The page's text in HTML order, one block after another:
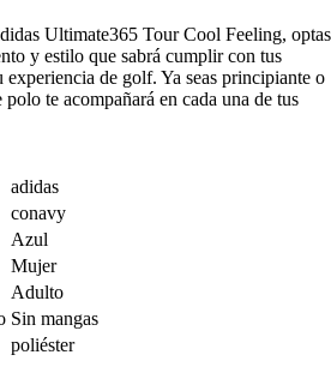
Ultimate365 Tour Cool Feeling, optas
y estilo que sabrá cumplir con tus
experiencia de golf. Ya seas principiante o
te acompañará en cada una de tus
adidas
conavy
Azul
Mujer
Adulto
Sin mangas
poliéster